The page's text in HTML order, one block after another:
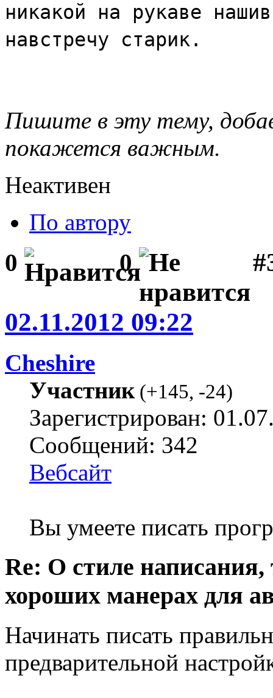
никакой на рукаве
навстречу старик.
Пишите в эту тему,
покажется важным.
Неактивен
По автору
0 0
02.11.2012 09:22
Cheshire
Участник(+145, -24)
Зарегистрирован:
Сообщений: 342
Вебсайт
Вы умеете писать
Re: О стиле
хороших манерах для
Начинать писать
предварительной